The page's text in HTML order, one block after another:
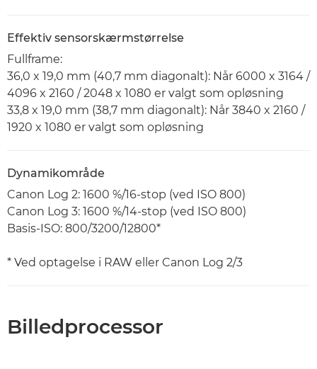
Effektiv sensorskærmstørrelse
Fullframe:
36,0 x 19,0 mm (40,7 mm diagonalt): Når 6000 x 3164 /
4096 x 2160 / 2048 x 1080 er valgt som opløsning
33,8 x 19,0 mm (38,7 mm diagonalt): Når 3840 x 2160 /
1920 x 1080 er valgt som opløsning
Dynamikområde
Canon Log 2: 1600 %/16-stop (ved ISO 800)
Canon Log 3: 1600 %/14-stop (ved ISO 800)
Basis-ISO: 800/3200/12800*
* Ved optagelse i RAW eller Canon Log 2/3
Billedprocessor